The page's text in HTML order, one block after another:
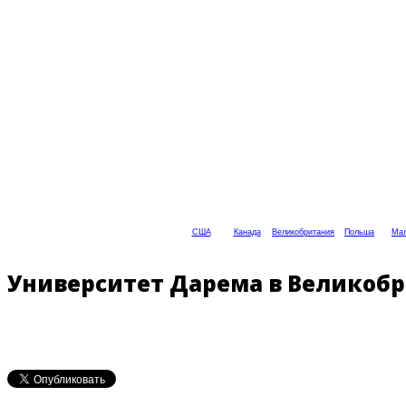
США Канада Великобритания Польша
Университет Дарема в